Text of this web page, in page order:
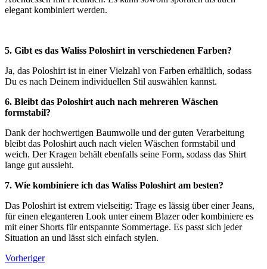
elegant kombiniert werden.
5. Gibt es das Waliss Poloshirt in verschiedenen Farben?
Ja, das Poloshirt ist in einer Vielzahl von Farben erhältlich, sodass
Du es nach Deinem individuellen Stil auswählen kannst.
6. Bleibt das Poloshirt auch nach mehreren Wäschen
formstabil?
Dank der hochwertigen Baumwolle und der guten Verarbeitung
bleibt das Poloshirt auch nach vielen Wäschen formstabil und
weich. Der Kragen behält ebenfalls seine Form, sodass das Shirt
lange gut aussieht.
7. Wie kombiniere ich das Waliss Poloshirt am besten?
Das Poloshirt ist extrem vielseitig: Trage es lässig über einer Jeans,
für einen eleganteren Look unter einem Blazer oder kombiniere es
mit einer Shorts für entspannte Sommertage. Es passt sich jeder
Situation an und lässt sich einfach stylen.
Vorheriger